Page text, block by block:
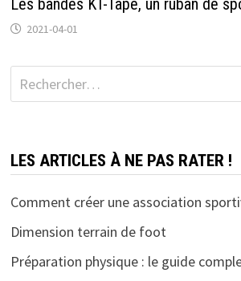
Les bandes KT-Tape, un ruban de
2021-04-01
Rechercher :
LES ARTICLES À NE PAS RATER !
Comment créer une association
Dimension terrain de foot
Préparation physique : le guide